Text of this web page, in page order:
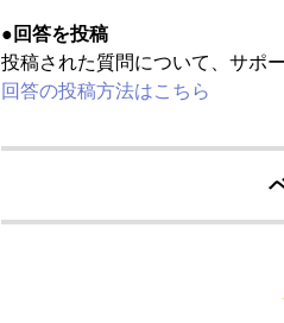
●回答を投稿
投稿された質問について、サポ
回答の投稿方法はこちら